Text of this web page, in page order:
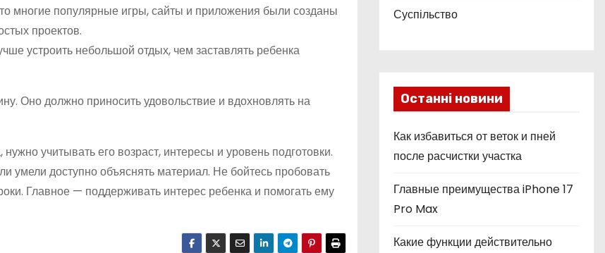
многие популярные игры, сайты и приложения были созданы
проектов.
устроить небольшой отдых, чем заставлять ребенка
Оно должно приносить удовольствие и вдохновлять на
учитывать его возраст, интересы и уровень подготовки.
умели доступно объяснять материал. Не бойтесь пробовать
Главное — поддерживать интерес ребенка и помогать ему
Суспільство
Останні новини
Как избавиться от веток и пней
после расчистки участка
Главные преимущества iPhone 17
Pro Max
Какие функции действительно